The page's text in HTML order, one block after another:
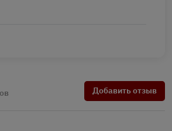
Добавить отзыв